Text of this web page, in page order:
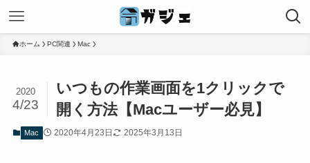
ホーム PC関連 Mac
いつもの作業画面を1クリックで
開く方法【Macユーザー必見】
2020
4/23
Mac 2020年4月23日 2025年3月13日